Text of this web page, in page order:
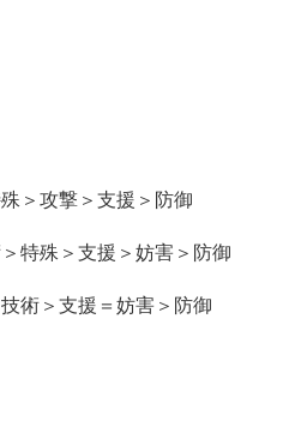
＞攻撃＞支援＞防御
特殊＞支援＞妨害＞防御
術＞支援＝妨害＞防御